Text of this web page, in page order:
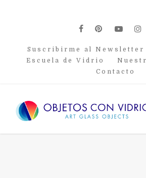
facebook
pinterest
youtube
Suscribirme al Newsletter
Escuela de Vidrio
Contacto